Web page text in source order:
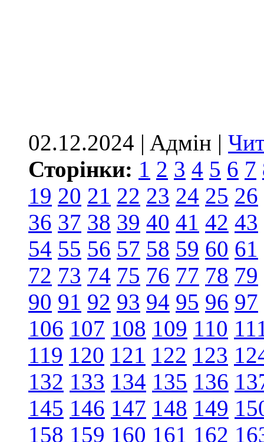
02.12.2024 | Aдмін |
Сторінки: 1 2 3 4 5 6 7
19 20 21 22 23 24 25 26
36 37 38 39 40 41 42 43
54 55 56 57 58 59 60 61
72 73 74 75 76 77 78 79
90 91 92 93 94 95 96 97
106 107 108 109 110
119 120 121 122 123
132 133 134 135 136
145 146 147 148 149
158 159 160 161 162